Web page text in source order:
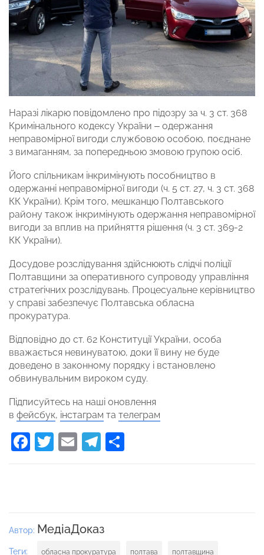
Наразі лікарю повідомлено про підозру за ч. 3 ст. 368
Кримінального кодексу України – одержання
неправомірної вигоди службовою особою, поєднане
з вимаганням, за попередньою змовою групою осіб.
Його спільникам інкримінують пособництво в
одержанні неправомірної вигоди (ч. 5 ст. 27, ч. 3 ст. 368
КК України). Крім того, мешканцю Полтавського
району також інкримінують одержання неправомірної
вигоди за вплив на прийняття рішення (ч. 3 ст. 369-2
КК України).
Досудове розслідування здійснюють слідчі поліції
Полтавщини за оперативного супроводу управління
стратегічних розслідувань. Процесуальне керівництво
у справі забезпечує Полтавська обласна
прокуратура.
Відповідно до ст. 62 Конституції України, особа
вважається невинуватою, доки її вину не буде
доведено в законному порядку і встановлено
обвинувальним вироком суду.
Підписуйтесь на наші оновлення
в фейсбук, інстаграм та телеграм
Facebook
Twitter
EmailTelegram
Автор: МедіаДоказ
Теги: обласна прокуратура полтава полтавщина